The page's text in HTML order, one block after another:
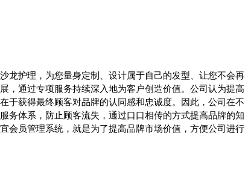
龙护理，为您量身定制、设计属于自己的发型、让您不会再
，通过专项服务持续深入地为客户创造价值。公司认为提高
于获得最终顾客对品牌的认同感和忠诚度。因此，公司在不
务体系，防止顾客流失，通过口口相传的方式提高品牌的知
会员管理系统，就是为了提高品牌市场价值，方便公司进行